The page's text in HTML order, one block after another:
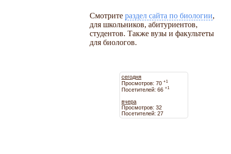
Смотрите раздел сайта по биологии,
для школьников, абитуриентов,
студентов. Также вузы и факультеты
для биологов.
сегодня
Просмотров: 70 +1
Посетителей: 66 +1
вчера
Просмотров: 32
Посетителей: 27